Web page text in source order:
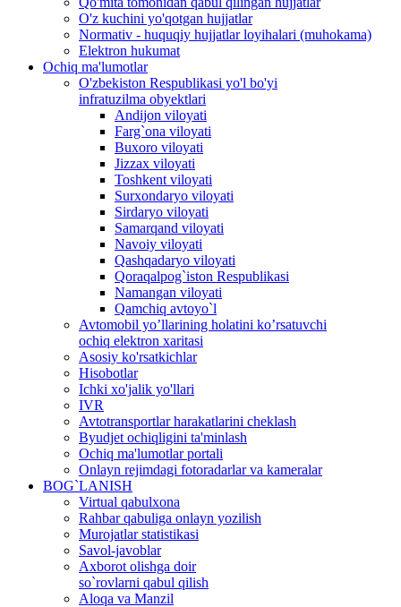
O'z kuchini yo'qotgan hujjatlar
Normativ - huquqiy hujjatlar loyihalari (muhokama)
Elektron hukumat
Ochiq ma'lumotlar
O'zbekiston Respublikasi yo'l bo'yi
infratuzilma obyektlari
Andijon viloyati
Farg`ona viloyati
Buxoro viloyati
Jizzax viloyati
Toshkent viloyati
Surxondaryo viloyati
Sirdaryo viloyati
Samarqand viloyati
Navoiy viloyati
Qashqadaryo viloyati
Qoraqalpog`iston Respublikasi
Namangan viloyati
Qamchiq avtoyo`l
Avtomobil yo’llarining holatini ko’rsatuvchi
ochiq elektron xaritasi
Asosiy ko'rsatkichlar
Hisobotlar
Ichki xo'jalik yo'llari
IVR
Avtotransportlar harakatlarini cheklash
Byudjet ochiqligini ta'minlash
Ochiq ma'lumotlar portali
Onlayn rejimdagi fotoradarlar va kameralar
BOG`LANISH
Virtual qabulxona
Rahbar qabuliga onlayn yozilish
Murojatlar statistikasi
Savol-javoblar
Axborot olishga doir
so`rovlarni qabul qilish
Aloqa va Manzil